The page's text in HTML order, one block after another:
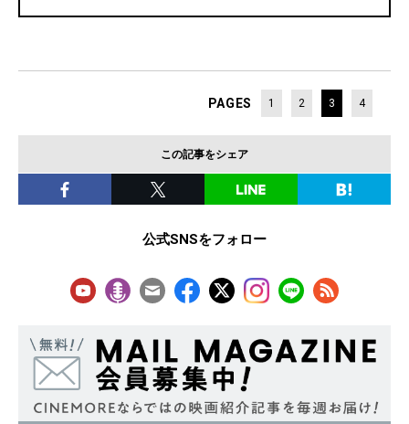
PAGES 1 2 3 4
この記事をシェア
公式SNSをフォロー